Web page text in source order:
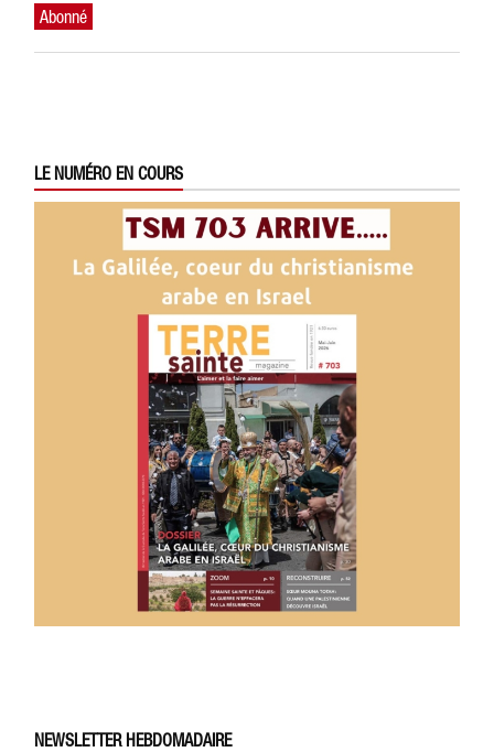
LE NUMÉRO EN COURS
NEWSLETTER HEBDOMADAIRE